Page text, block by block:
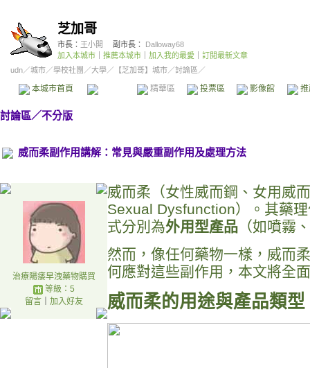
芝加哥
市長： 王小開 副市長：
Dalloway68
加入本城市
推薦本城市 加入我的最愛
訂閱最新文章
udn／城市／學校社團 ／大學／ 【芝加哥】城市／討論區／
本城市首頁 精華區 投票區 影像館
討論區／不分版
威而柔副作用講解：常見與嚴重副作用及處理方法
治療陽痿早洩藥物購買
等級：5
留言｜ 加入好友
威而柔（女性威而鋼、女用威
Sexual Dysfunction）。其藥
式分別為外用型產品 （如噴霧
然而，像任何藥物一樣，威而
何應對這些副作用，本文將全
威而柔的用途與產品類型